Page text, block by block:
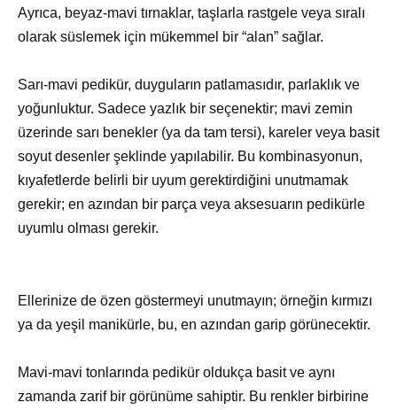
Ayrıca, beyaz-mavi tırnaklar, taşlarla rastgele veya sıralı
olarak süslemek için mükemmel bir “alan” sağlar.
Sarı-mavi pedikür, duyguların patlamasıdır, parlaklık ve
yoğunluktur. Sadece yazlık bir seçenektir; mavi zemin
üzerinde sarı benekler (ya da tam tersi), kareler veya basit
soyut desenler şeklinde yapılabilir. Bu kombinasyonun,
kıyafetlerde belirli bir uyum gerektirdiğini unutmamak
gerekir; en azından bir parça veya aksesuarın pedikürle
uyumlu olması gerekir.
Ellerinize de özen göstermeyi unutmayın; örneğin kırmızı
ya da yeşil manikürle, bu, en azından garip görünecektir.
Mavi-mavi tonlarında pedikür oldukça basit ve aynı
zamanda zarif bir görünüme sahiptir. Bu renkler birbirine